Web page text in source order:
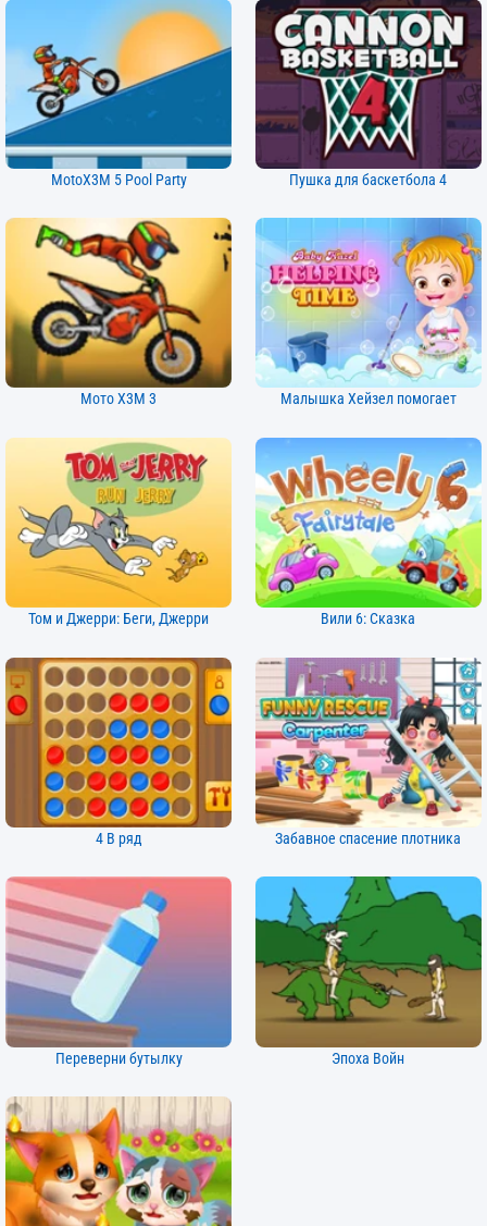
MotoX3M 5 Pool Party Пушка для баскетбола 4
Мото X3M 3 Малышка Хейзел помогает
Том и Джерри: Беги, Джерри Вили 6: Сказка
4 В ряд Забавное спасение плотника
Переверни бутылку Эпоха Войн